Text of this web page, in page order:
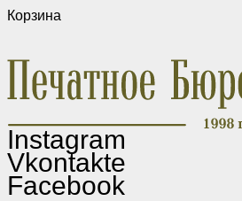
Корзина
Instagram
Vkontakte
Facebook